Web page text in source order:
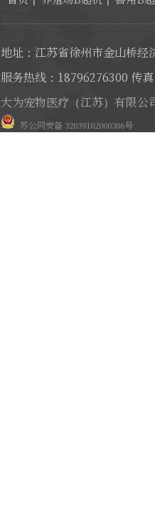
地址：江苏省徐州市金山桥经
服务热线：18796276300 传
大为宠物医疗（江苏）有限公
苏公网安备 32039102000306号